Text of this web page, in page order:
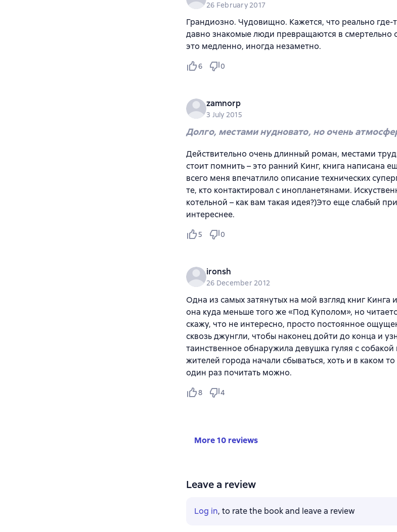
26 February 2017
Грандиозно. Чудовищно. Кажется, что реально
давно знакомые люди превращаются в смертельно
это медленно, иногда незаметно.
6 0
zamnorp
3 July 2015
Долго, местами нудновато, но очень
Действительно очень длинный роман, местами
стоит помнить – это ранний Кинг, книга написана
всего меня впечатлило описание технических
те, кто контактировал с инопланетянами.
котельной – как вам такая идея?)Это еще слабый
интереснее.
5 0
ironsh
26 December 2012
Одна из самых затянутых на мой взгляд книг Кинга
она куда меньше того же «Под Куполом», но
скажу, что не интересно, просто постоянное
сквозь джунгли, чтобы наконец дойти до конца и
таинственное обнаружила девушка гуляя с
жителей города начали сбываться, хоть и в каком
один раз почитать можно.
8 4
More 10 reviews
Leave a review
Log in, to rate the book and leave a review